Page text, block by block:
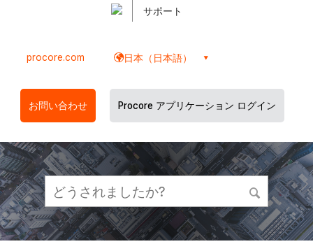
サポート
procore.com 日本（日本語）
お問い合わせ Procore アプリケーション ログイン